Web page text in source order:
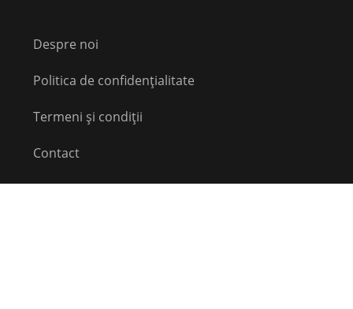
Despre noi
Politica de confidențialitate
Termeni și condiții
Contact
Echipă